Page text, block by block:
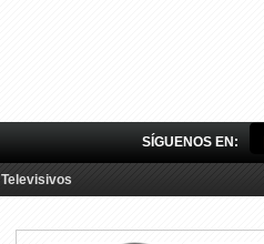
SÍGUENOS EN:
Televisivos